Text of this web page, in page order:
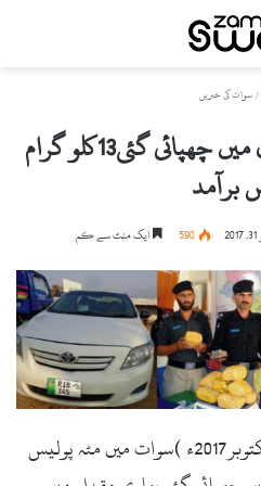
/ سوات کی خبریں
مٹہ،موٹر کار کے ٹائروں میں چھپائی گئی13کلو گرام
590 ایک منٹ سے کم
سوات (زما سوات ڈاٹ کام :31اکتوبر2017ء )سوات میں مٹہ پولیس